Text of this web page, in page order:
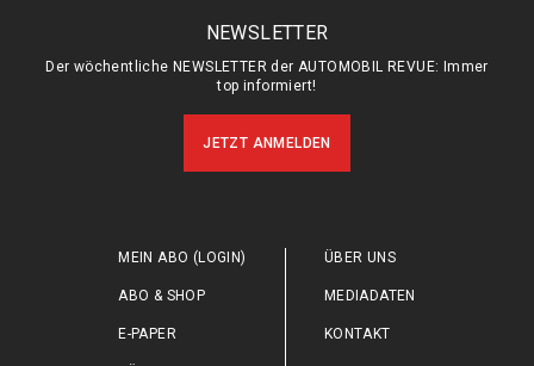
NEWSLETTER
Der wöchentliche NEWSLETTER der AUTOMOBIL REVUE: Immer
top informiert!
JETZT ANMELDEN
MEIN ABO (LOGIN)
ABO & SHOP
E-PAPER
ÜBER UNS
MEDIADATEN
KONTAKT